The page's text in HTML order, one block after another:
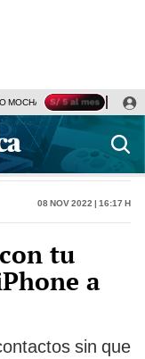
MOCHASUELDOS
08 Nov 2022 | 16:17 h
tu
a
sin que